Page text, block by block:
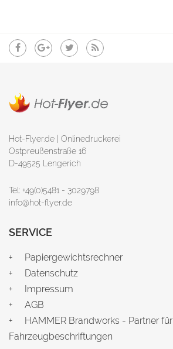
Hot-Flyer.de | Onlinedruckerei
Ostpreußenstraße 16
D-49525 Lengerich
Tel: +49(0)5481 - 3029798
info@hot-flyer.de
SERVICE
Papiergewichtsrechner
Datenschutz
Impressum
AGB
HAMMER Brandworks - Partner für
Fahrzeugbeschriftungen